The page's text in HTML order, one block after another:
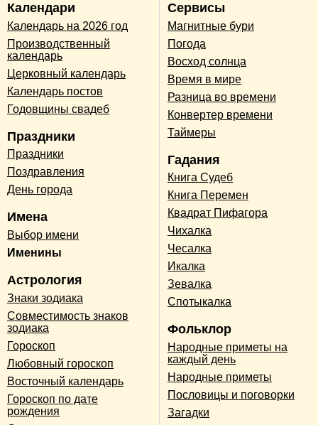
Календари
Календарь на 2026 год
Производственный
календарь
Церковный календарь
Календарь постов
Годовщины свадеб
Праздники
Праздники
Поздравления
День города
Имена
Выбор имени
Именины
Астрология
Знаки зодиака
Совместимость знаков
зодиака
Гороскоп
Любовный гороскоп
Восточный календарь
Гороскоп по дате
рождения
Сервисы
Магнитные бури
Погода
Восход солнца
Время в мире
Разница во времени
Конвертер времени
Таймеры
Гадания
Книга Судеб
Книга Перемен
Квадрат Пифагора
Чихалка
Чесалка
Икалка
Зевалка
Спотыкалка
Фольклор
Народные приметы на
каждый день
Народные приметы
Пословицы и поговорки
Загадки